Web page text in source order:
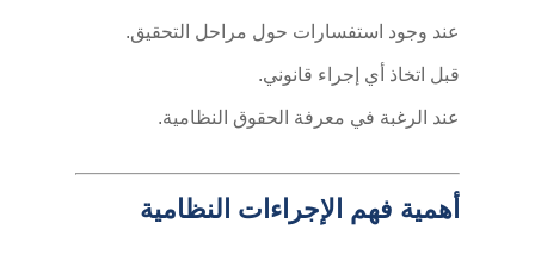
عند وجود استفسارات حول مراحل التحقيق.
قبل اتخاذ أي إجراء قانوني.
عند الرغبة في معرفة الحقوق النظامية.
أهمية فهم الإجراءات النظامية